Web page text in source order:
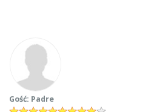
Gość: Padre